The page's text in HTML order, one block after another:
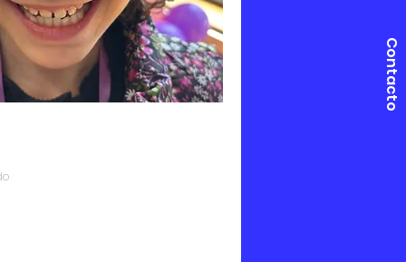
Contacto